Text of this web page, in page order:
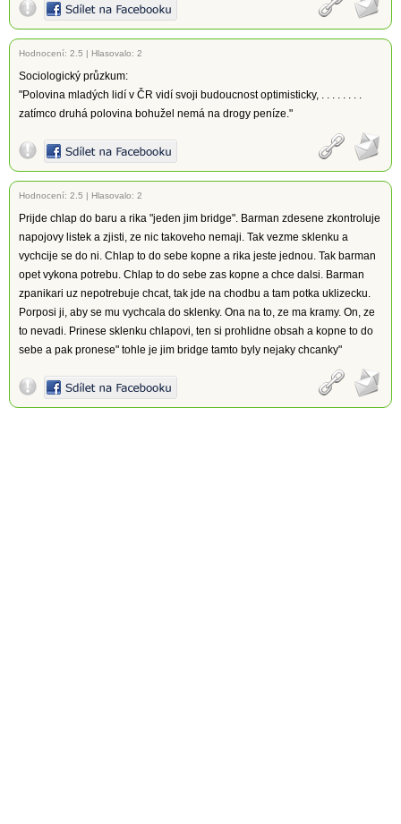
Hodnocení: 2.5 | Hlasovalo: 2
Sociologický průzkum:
"Polovina mladých lidí v ČR vidí svoji budoucnost optimisticky, . . . . . . . .
zatímco druhá polovina bohužel nemá na drogy peníze."
Hodnocení: 2.5 | Hlasovalo: 2
Prijde chlap do baru a rika "jeden jim bridge". Barman zdesene zkontroluje
napojovy listek a zjisti, ze nic takoveho nemaji. Tak vezme sklenku a
vychcije se do ni. Chlap to do sebe kopne a rika jeste jednou. Tak barman
opet vykona potrebu. Chlap to do sebe zas kopne a chce dalsi. Barman
zpanikari uz nepotrebuje chcat, tak jde na chodbu a tam potka uklizecku.
Porposi ji, aby se mu vychcala do sklenky. Ona na to, ze ma kramy. On, ze
to nevadi. Prinese sklenku chlapovi, ten si prohlidne obsah a kopne to do
sebe a pak pronese" tohle je jim bridge tamto byly nejaky chcanky"